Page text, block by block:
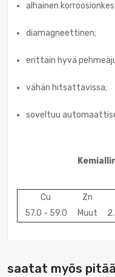
alhainen
diamagneettinen;
erittäin hyvä
vähän hitsattavissa;
soveltuu
Cu Zn
57.0 - 59.0
Muut
saatat myös pitää